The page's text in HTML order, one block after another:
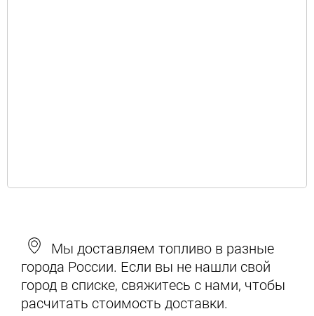
Мы доставляем топливо в разные
города России. Если вы не нашли свой
город в списке, свяжитесь с нами, чтобы
расчитать стоимость доставки.